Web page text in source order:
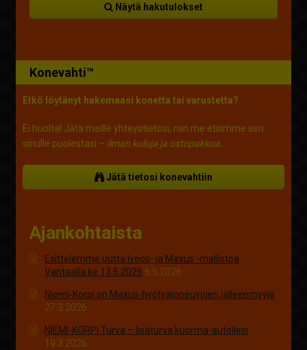
Näytä hakutulokset
Konevahti™
Etkö löytänyt hakemaasi konetta tai varustetta?
Ei huolta! Jätä meille yhteystietosi, niin me etsimme sen
sinulle puolestasi – ilman kuluja ja ostopakkoa..
Jätä tietosi konevahtiin
Ajankohtaista
Esittelemme uutta Iveco- ja Maxus -mallistoa
Vantaalla ke 13.5.2026 6.5.2026
Niemi-Korpi on Maxus-hyötyajoneuvojen jälleenmyyjä
27.3.2026
NIEMI-KORPI Turva – lisäturva kuorma-autollesi
19.3.2026